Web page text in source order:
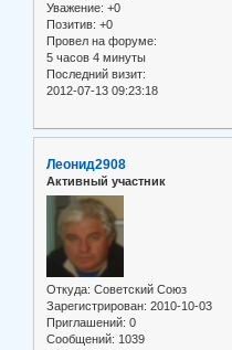
Уважение: +0
Позитив: +0
Провел на форуме:
5 часов 4 минуты
Последний визит:
2012-07-13 09:23:18
Леонид2908
Активный участник
Откуда: Советский Союз
Зарегистрирован: 2010-10-03
Приглашений: 0
Сообщений: 1039